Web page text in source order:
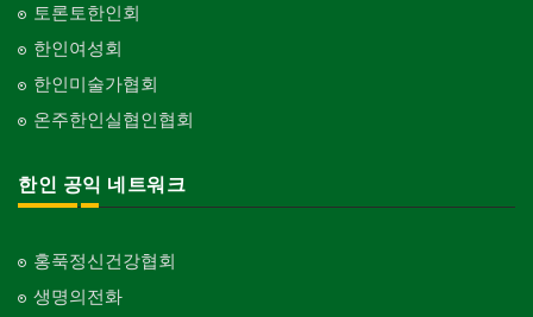
토론토한인회
한인여성회
한인미술가협회
온주한인실협인협회
한인 공익 네트워크
홍푹정신건강협회
생명의전화